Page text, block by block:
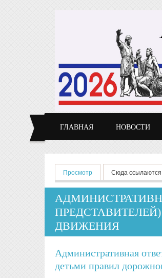
ГЛАВНАЯ НОВОСТИ
Главные вкладки
Просмотр (активная вкладка)
Сюда ссылаются
ДВИЖЕНИЯ
Административная
детьми правил